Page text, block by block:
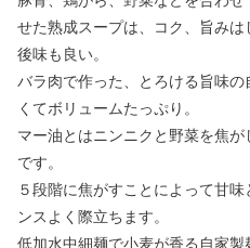
せた熟成スープは、コク、旨み
後味も良い。
バラ肉で作った、とろける旨味
くてボリュームたっぷり。
マー油とはニンニクと野菜を焦
です。
５段階に焦がすことによって甘
ンスよく際立ちます。
低加水中細麺で小麦が香る自家